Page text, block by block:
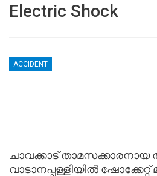
Electric Shock
ACCIDENT
ചാവക്കാട് താമസക്കാരനായ
വാടാനപ്പള്ളിയിൽ ഷോക്കേറ്റ്